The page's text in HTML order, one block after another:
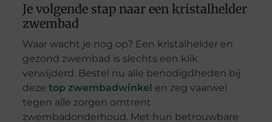
Je volgende stap naar een kristalhelder
zwembad
Waar wacht je nog op? Een kristalhelder en
gezond zwembad is slechts een klik
verwijderd. Bestel nu alle benodigdheden bij
deze top zwembadwinkel en zeg vaarwel
tegen alle zorgen omtrent
zwembadonderhoud. Met hun betrouwbare